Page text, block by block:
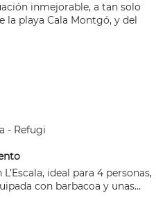
inmejorable, a tan solo
playa Cala Montgó, y del
ideal para 4 personas,
con barbacoa y unas...